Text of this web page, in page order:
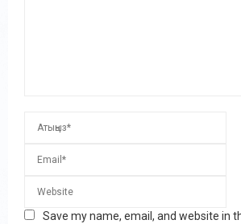
Save my name, email, and website in